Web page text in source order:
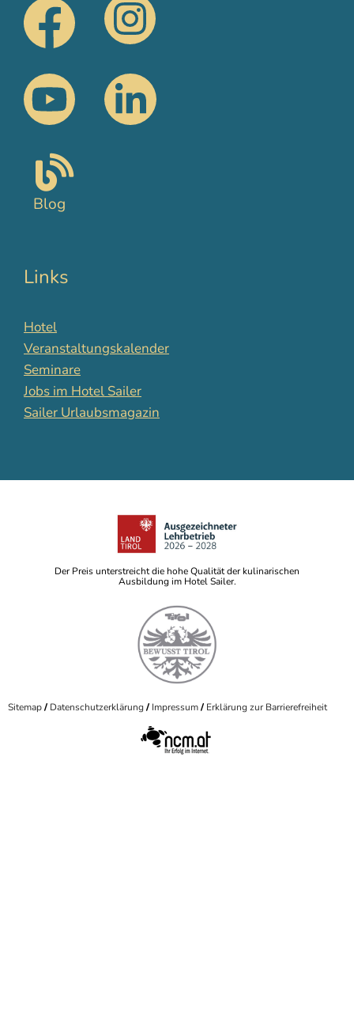
Blog
Links
Hotel
Veranstaltungskalender
Seminare
Jobs im Hotel Sailer
Sailer Urlaubsmagazin
Der Preis unterstreicht die hohe Qualität der kulinarischen
Ausbildung im Hotel Sailer.
Sitemap Datenschutzerklärung Impressum Erklärung zur Barrierefreiheit